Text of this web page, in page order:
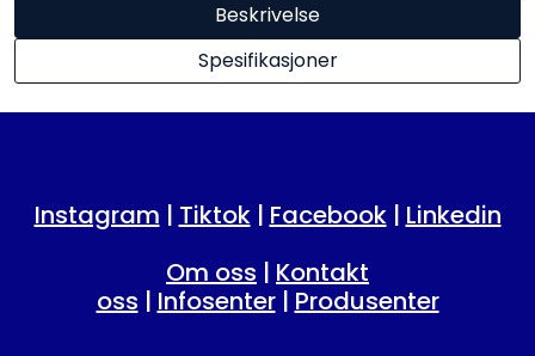
Beskrivelse
Spesifikasjoner
Instagram | Tiktok| Facebook| Linkedin
Om oss | Kontakt
oss | Infosenter| Produsenter